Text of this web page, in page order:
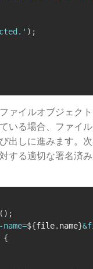
) ;
ァイルオブジェク
いる場合、ファイ
出しに進みます。
する適切な署名済
( ) ;
${file. name}
{